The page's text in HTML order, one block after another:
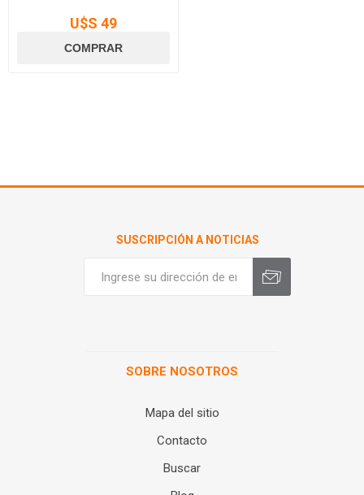
U$S 49
SUSCRIPCIÓN A NOTICIAS
SOBRE NOSOTROS
Mapa del sitio
Contacto
Buscar